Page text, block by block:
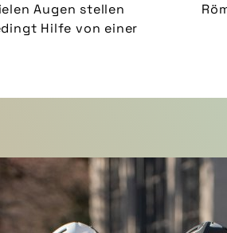
Augen stellen
Hilfe von einer